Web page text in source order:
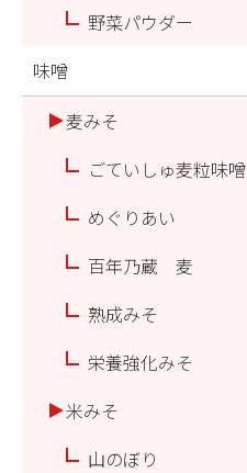
野菜パウダー
味噌
麦みそ
ごていしゅ麦粒味噌
めぐりあい
百年乃蔵 麦
熟成みそ
栄養強化みそ
米みそ
山のぼり